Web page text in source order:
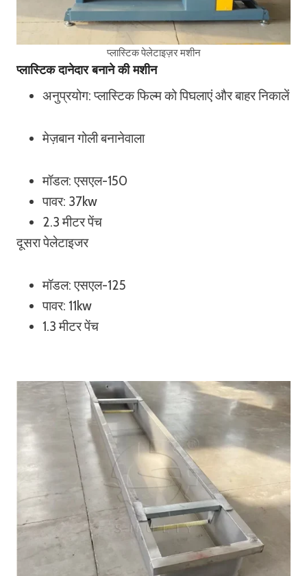
प्लास्टिक पेलेटाइज़र मशीन
प्लास्टिक दानेदार बनाने की मशीन
अनुप्रयोग: प्लास्टिक फिल्म को पिघलाएं और बाहर निकालें
मेज़बान गोली बनानेवाला
मॉडल: एसएल-150
पावर: 37kw
2.3 मीटर पेंच
दूसरा पेलेटाइजर
मॉडल: एसएल-125
पावर: 11kw
1.3 मीटर पेंच